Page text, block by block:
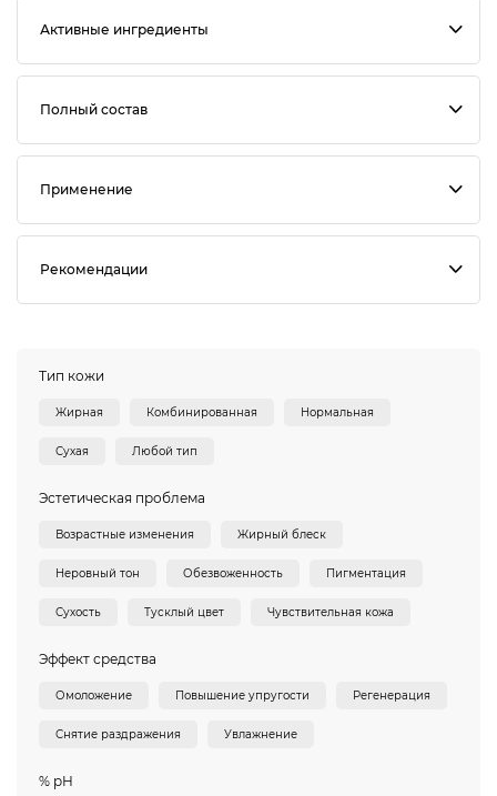
Активные ингредиенты
Полный состав
Применение
Рекомендации
Тип кожи
Жирная Комбинированная Нормальная
Сухая Любой тип
Эстетическая проблема
Возрастные изменения Жирный блеск
Неровный тон Обезвоженность Пигментация
Сухость Тусклый цвет Чувствительная кожа
Эффект средства
Омоложение Повышение упругости Регенерация
Снятие раздражения Увлажнение
% pH